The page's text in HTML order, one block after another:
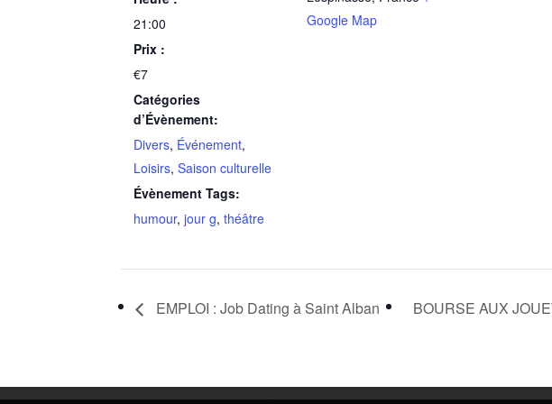
21:00
Prix :
€7
Catégories
d’Évènement:
Divers, Événement,
Loisirs,Saison culturelle
Évènement Tags:
humour,jour g,théâtre
Google Map
EMPLOI : Job Dating à Saint Alban BOURSE AUX